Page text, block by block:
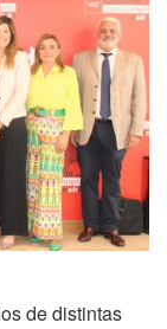
de distintas